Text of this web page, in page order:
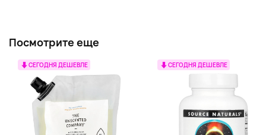
Посмотрите еще
СЕГОДНЯ ДЕШЕВЛЕ СЕГОДНЯ ДЕШЕВЛЕ